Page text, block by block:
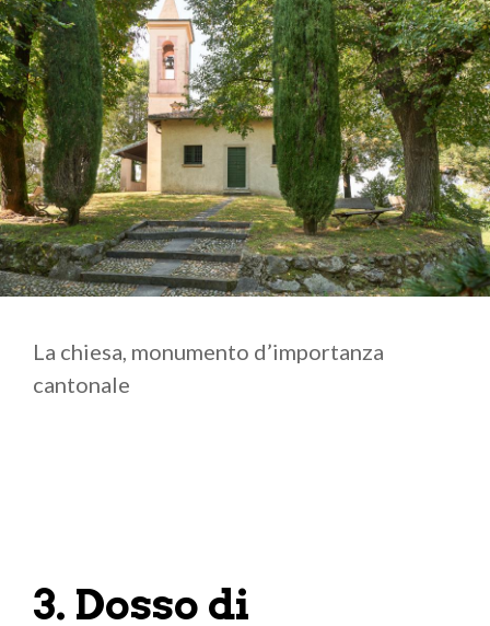
La chiesa, monumento d’importanza
cantonale
3. Dosso di